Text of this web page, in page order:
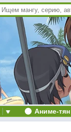
Аниме-тян